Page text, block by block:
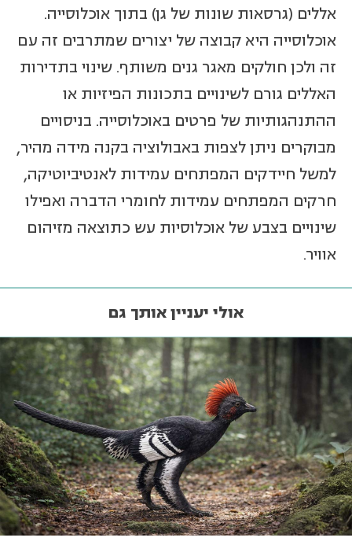
אללים (גרסאות שונות של גן) בתוך אוכלוסייה.
אוכלוסייה היא קבוצה של יצורים שמתרבים זה עם
זה ולכן חולקים מאגר גנים משותף. שינוי בתדירות
האללים גורם לשינויים בתכונות הפיזיות או
ההתנהגותיות של פרטים באוכלוסייה. בניסויים
מבוקרים ניתן לצפות באבולוציה בקנה מידה מהיר,
למשל חיידקים המפתחים עמידות לאנטיביוטיקה,
חרקים המפתחים עמידות לחומרי הדברה ואפילו
שינויים בצבע של אוכלוסיות עש כתוצאה מזיהום
אוויר.
אולי יעניין אותך גם